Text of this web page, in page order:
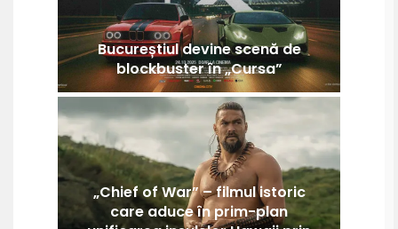
Bucureștiul devine scenă de
blockbuster în „Cursa”
„Chief of War” – filmul istoric
care aduce în prim-plan